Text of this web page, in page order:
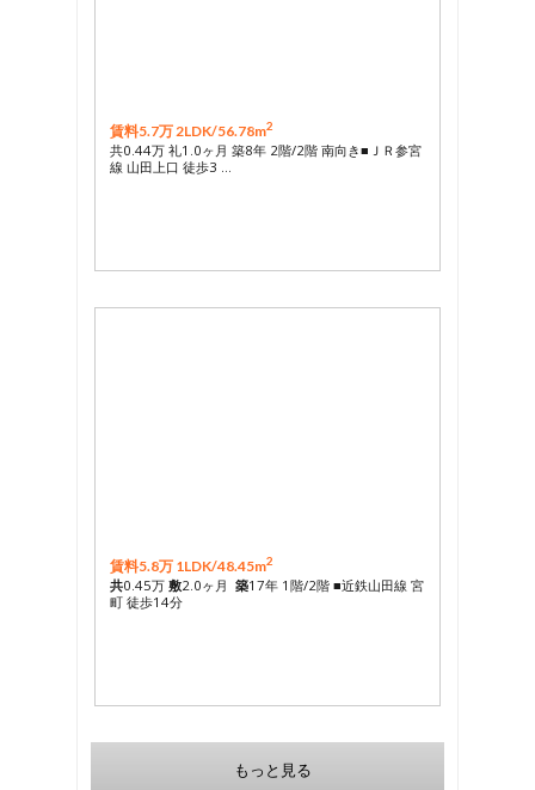
賃料5.7万 2LDK/56.78m2
共0.44万 礼1.0ヶ月 築8年 2階/2階 南向き■ＪＲ参宮
線 山田上口 徒歩3 …
賃料5.8万 1LDK/48.45m2
共0.45万 敷2.0ヶ月 築17年 1階/2階 ■近鉄山田線 宮
町 徒歩14分
もっと見る